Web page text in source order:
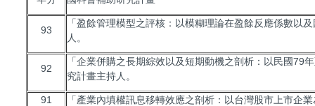
93
「盈餘管理模型之評核：以模糊理論在盈餘反應係數以
人。
92
「企業併購之長期綜效以及短期動機之剖析：以民國
究計畫主持人。
91 「產業內填權訊息移轉效應之剖析：以台灣股市上市企